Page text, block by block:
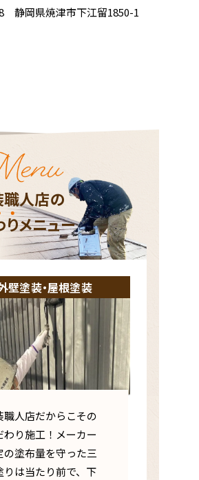
静岡県焼津市下江留1850-1
人店の
りメニュー
壁塗装・屋根塗装
職人店だからこその
わり施工！メーカー
の塗布量を守った三
りは当たり前で、下